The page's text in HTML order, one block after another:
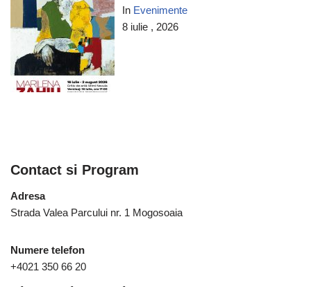
In Evenimente
8 iulie , 2026
Contact si Program
Adresa
Strada Valea Parcului nr. 1 Mogosoaia
Numere telefon
+4021 350 66 20